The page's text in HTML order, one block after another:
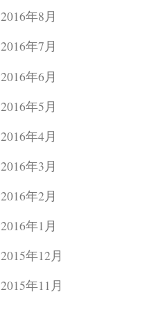
2016年8月
2016年7月
2016年6月
2016年5月
2016年4月
2016年3月
2016年2月
2016年1月
2015年12月
2015年11月